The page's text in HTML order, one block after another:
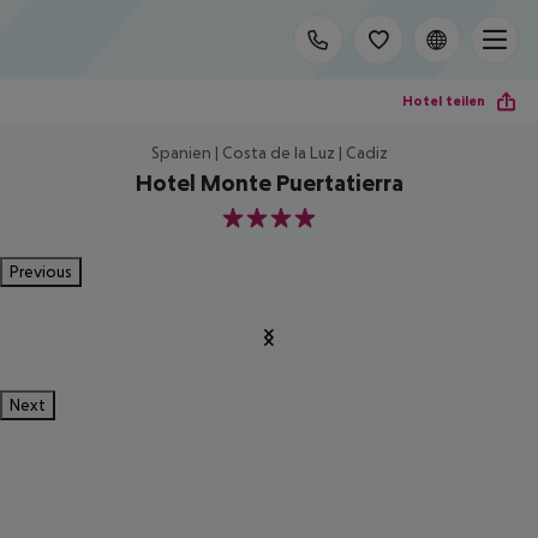
Hotel teilen
Spanien | Costa de la Luz | Cadiz
Hotel Monte Puertatierra
4
Previous
Next